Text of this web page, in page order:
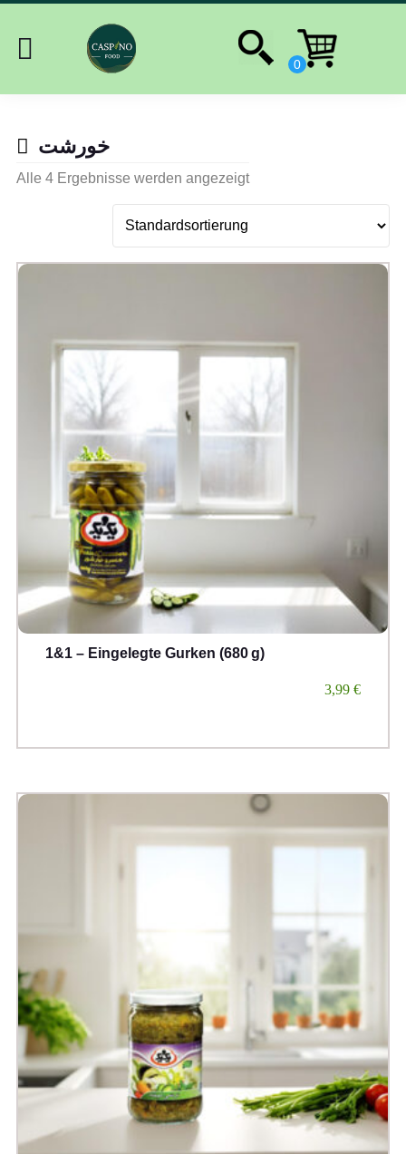
خورشت
Alle 4 Ergebnisse werden angezeigt
1&1 – Eingelegte Gurken (680 g)
€
3,99